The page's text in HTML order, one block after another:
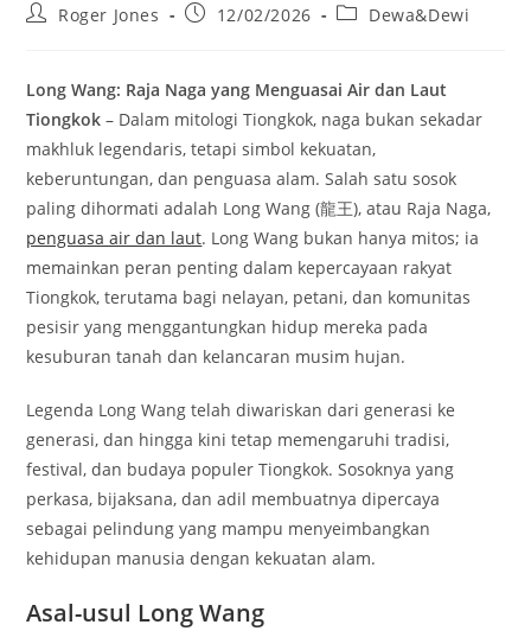
PostRoger Jones
Post12/02/2026
PostDewa&Dewi
Long Wang: Raja Naga yang Menguasai Air dan Laut
Tiongkok – Dalam mitologi Tiongkok, naga bukan sekadar
makhluk legendaris, tetapi simbol kekuatan,
keberuntungan, dan penguasa alam. Salah satu sosok
paling dihormati adalah Long Wang (龍王), atau Raja Naga,
penguasa air dan laut. Long Wang bukan hanya mitos; ia
memainkan peran penting dalam kepercayaan rakyat
Tiongkok, terutama bagi nelayan, petani, dan komunitas
pesisir yang menggantungkan hidup mereka pada
kesuburan tanah dan kelancaran musim hujan.
Legenda Long Wang telah diwariskan dari generasi ke
generasi, dan hingga kini tetap memengaruhi tradisi,
festival, dan budaya populer Tiongkok. Sosoknya yang
perkasa, bijaksana, dan adil membuatnya dipercaya
sebagai pelindung yang mampu menyeimbangkan
kehidupan manusia dengan kekuatan alam.
Asal-usul Long Wang